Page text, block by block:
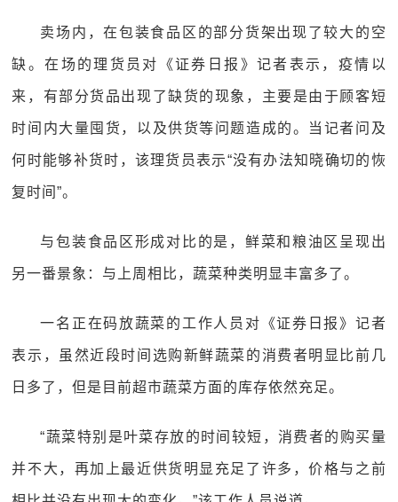
卖场内，在包装食品区的部分货架出现了较大的空
缺。在场的理货员对《证券日报》记者表示，疫情以
来，有部分货品出现了缺货的现象，主要是由于顾客短
时间内大量囤货，以及供货等问题造成的。当记者问及
何时能够补货时，该理货员表示“没有办法知晓确切的恢
复时间”。
与包装食品区形成对比的是，鲜菜和粮油区呈现出
另一番景象：与上周相比，蔬菜种类明显丰富多了。
一名正在码放蔬菜的工作人员对《证券日报》记者
表示，虽然近段时间选购新鲜蔬菜的消费者明显比前几
日多了，但是目前超市蔬菜方面的库存依然充足。
“蔬菜特别是叶菜存放的时间较短，消费者的购买量
并不大，再加上最近供货明显充足了许多，价格与之前